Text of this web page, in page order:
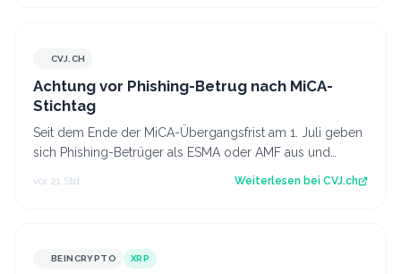
CVJ.CHCVJ.CH
Achtung vor Phishing-Betrug nach MiCA-
Stichtag
Seit dem Ende der MiCA-Übergangsfrist am 1. Juli geben
sich Phishing-Betrüger als ESMA oder AMF aus und
vor 21 Std. Weiterlesen bei CVJ.ch
BEINCRYPTO XRP